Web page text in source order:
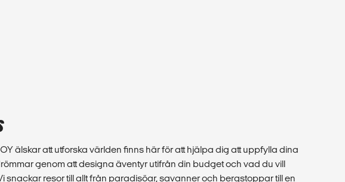
älskar att utforska världen finns här för att hjälpa dig att uppfylla dina
genom att designa äventyr utifrån din budget och vad du vill
snackar resor till allt från paradisöar, savanner och bergstoppar till en